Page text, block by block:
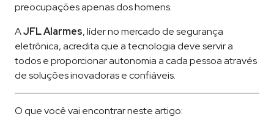
preocupações apenas dos homens.
AJFL Alarmes, líder no mercado de segurança
eletrônica, acredita que a tecnologia deve servir a
todos e proporcionar autonomia a cada pessoa através
de soluções inovadoras e confiáveis.
O que você vai encontrar neste artigo: